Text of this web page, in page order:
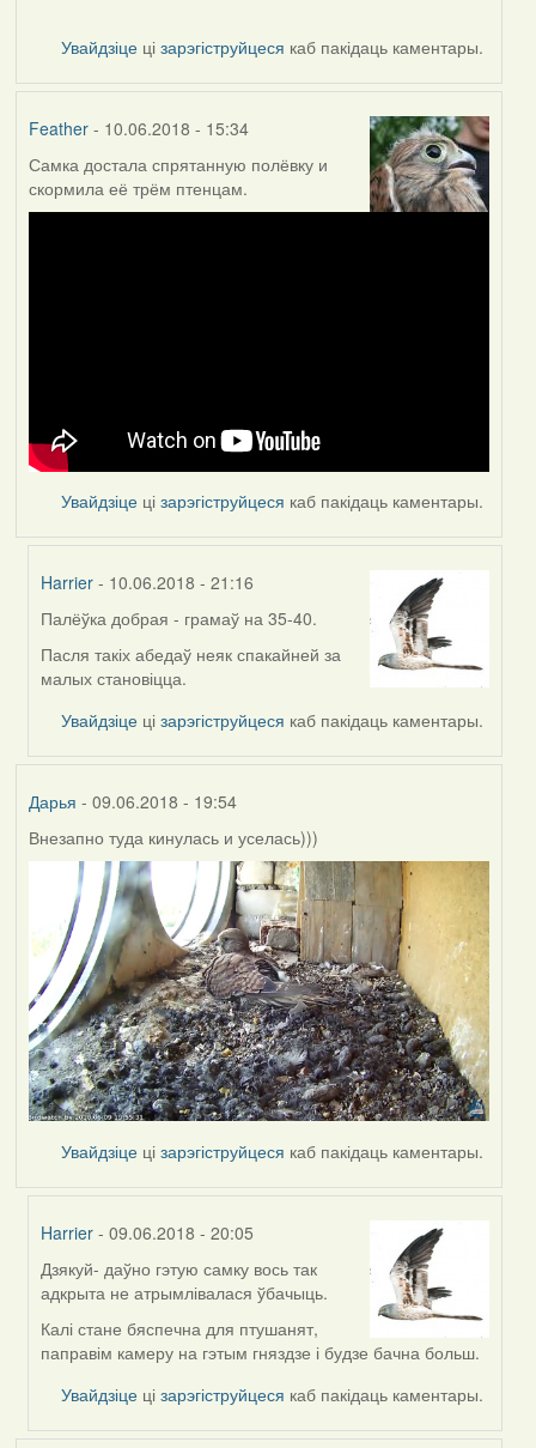
Увайдзіце цізарэгіструйцеся каб пакідаць каментары.
Feather- 10.06.2018 - 15:34
Самка достала спрятанную полёвку и
скормила её трём птенцам.
Увайдзіце цізарэгіструйцеся каб пакідаць каментары.
Harrier - 10.06.2018 - 21:16
In
reply
to
Feather
Палёўка добрая - грамаў на 35-40.
Пасля такіх абедаў неяк спакайней за
малых становіцца.
Увайдзіце цізарэгіструйцеся каб пакідаць каментары.
Дарья - 09.06.2018 - 19:54
Внезапно туда кинулась и уселась)))
Увайдзіце цізарэгіструйцеся каб пакідаць каментары.
Harrier - 09.06.2018 - 20:05
In
reply
to
by
Дзякуй- даўно гэтую самку вось так
адкрыта не атрымлівалася ўбачыць.
Калі стане бяспечна для птушанят,
паправім камеру на гэтым гняздзе і будзе бачна больш.
Увайдзіце цізарэгіструйцеся каб пакідаць каментары.